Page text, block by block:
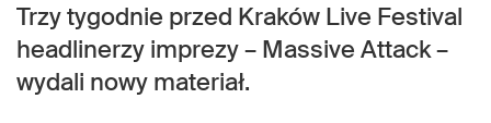
Trzy tygodnie przed Kraków Live Festival
headlinerzy imprezy – Massive Attack –
wydali nowy materiał.